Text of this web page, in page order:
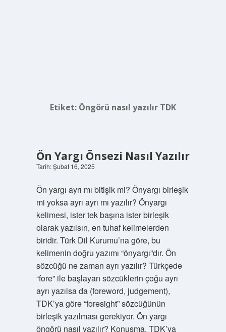
Etiket: Öngörü nasıl yazılır TDK
Ön Yargı Önsezi Nasıl Yazılır
Tarih: Şubat 16, 2025
Ön yargı ayrı mı bitişik mi? Önyargı birleşik
mi yoksa ayrı ayrı mı yazılır? Önyargı
kelimesi, ister tek başına ister birleşik
olarak yazılsın, en tuhaf kelimelerden
biridir. Türk Dil Kurumu’na göre, bu
kelimenin doğru yazımı “önyargı”dır. Ön
sözcüğü ne zaman ayrı yazılır? Türkçede
“fore” ile başlayan sözcüklerin çoğu ayrı
ayrı yazılsa da (foreword, judgement),
TDK’ya göre “foresight” sözcüğünün
birleşik yazılması gerekiyor. Ön yargı
öngörü nasıl yazılır? Konuşma. TDK’ya